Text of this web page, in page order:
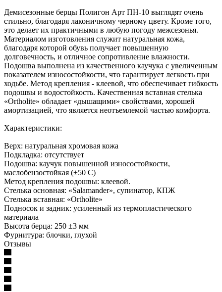
Демисезонные берцы Полигон Арт ПН-10 выглядят очень
стильно, благодаря лаконичному черному цвету. Кроме того,
это делает их практичными в любую погоду межсезонья.
Материалом изготовления служит натуральная кожа,
благодаря которой обувь получает повышенную
долговечность, и отличное сопротивление влажности.
Подошва выполнена из качественного каучука с увеличенным
показателем износостойкости, что гарантирует легкость при
ходьбе. Метод крепления - клеевой, что обеспечивает гибкость
подошвы и водостойкость. Качественная вставная стелька
«Ortholite» обладает «дышащими» свойствами, хорошей
амортизацией, что является неотъемлемой частью комфорта.
Характеристики:
Верх: натуральная хромовая кожа
Подкладка: отсутствует
Подошва: каучук повышенной износостойкости,
маслобензостойкая (±50 С)
Метод крепления подошвы: клеевой.
Стелька основная: «Salamander», супинатор, КПЖ
Стелька вставная: «Ortholite»
Подносок и задник: усиленный из термопластического
материала
Высота берца: 250 ±3 мм
Фурнитура: блочки, глухой
Отзывы